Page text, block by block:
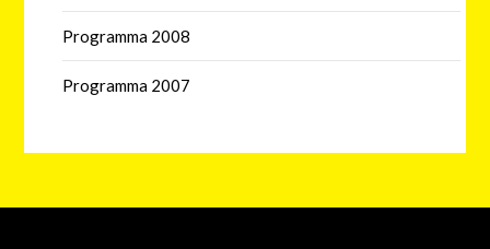
Programma 2008
Programma 2007